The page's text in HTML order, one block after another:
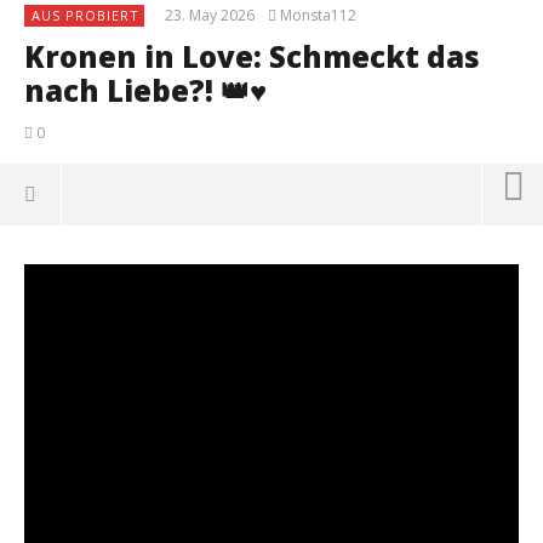
AUS PROBIERT 23. May 2026 Monsta112
Kronen in Love: Schmeckt das
nach Liebe?! 👑♥️
0